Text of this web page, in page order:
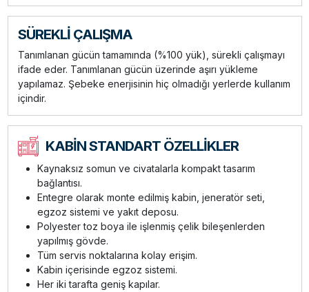
SÜREKLİ ÇALIŞMA
Tanımlanan gücün tamamında (%100 yük), sürekli çalışmayı
ifade eder. Tanımlanan gücün üzerinde aşırı yükleme
yapılamaz. Şebeke enerjisinin hiç olmadığı yerlerde kullanım
içindir.
KABİN STANDART ÖZELLİKLER
Kaynaksız somun ve civatalarla kompakt tasarım
bağlantısı.
Entegre olarak monte edilmiş kabin, jeneratör seti,
egzoz sistemi ve yakıt deposu.
Polyester toz boya ile işlenmiş çelik bileşenlerden
yapılmış gövde.
Tüm servis noktalarına kolay erişim.
Kabin içerisinde egzoz sistemi.
Her iki tarafta geniş kapılar.